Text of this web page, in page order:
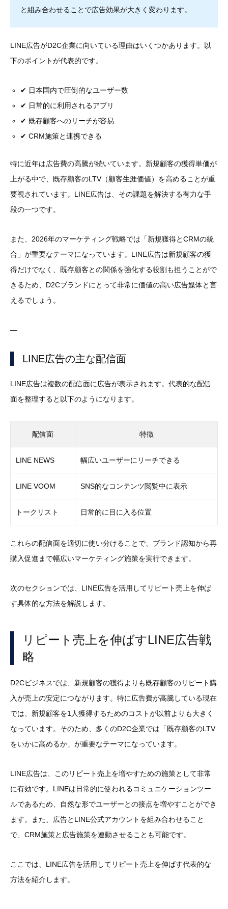
と組み合わせることで広告効果が大きく変わります。
LINE広告がD2C企業に向いている理由はいくつかあります。以
下のポイントが代表的です。
✔ 日本国内で圧倒的なユーザー数
✔ 日常的に利用されるアプリ
✔ 既存顧客へのリーチが容易
✔ CRM施策と連携できる
特に近年は広告費の高騰が続いています。新規顧客の獲得単価が
上がる中で、既存顧客のLTV（顧客生涯価値）を高めることが重
要視されています。LINE広告は、その課題を解決する有力な手
段の一つです。
また、2026年のマーケティング戦略では「新規獲得とCRMの統
合」が重要なテーマになっています。LINE広告は新規顧客の獲
得だけでなく、既存顧客との関係を強化する役割も担うことがで
きるため、D2Cブランドにとって非常に価値の高い広告媒体と言
えるでしょう。
—
LINE広告の主な配信面
LINE広告は複数の配信面に広告が表示されます。代表的な配信
面を整理すると以下のようになります。
配信面 特徴
LINE NEWS 幅広いユーザーにリーチできる
LINE VOOM SNS的なコンテンツ閲覧中に表示
トークリスト 日常的に目に入る位置
これらの配信面を適切に使い分けることで、ブランド認知から再
購入促進まで幅広いマーケティング施策を実行できます。
次のセクションでは、LINE広告を活用してリピート売上を伸ば
す具体的な方法を解説します。
リピート売上を伸ばすLINE広告戦
略
D2Cビジネスでは、新規顧客の獲得よりも既存顧客のリピート購
入が売上の安定につながります。特に広告費が高騰している現在
では、新規顧客を1人獲得するためのコストが以前よりも大きく
なっています。そのため、多くのD2C企業では「既存顧客のLTV
をいかに高めるか」が重要なテーマになっています。
LINE広告は、このリピート売上を増やすための施策として非常
に有効です。LINEは日常的に使われるコミュニケーションツー
ルであるため、自然な形でユーザーとの接点を増やすことができ
ます。また、広告とLINE公式アカウントを組み合わせること
で、CRM施策と広告施策を連動させることも可能です。
ここでは、LINE広告を活用してリピート売上を伸ばす代表的な
方法を紹介します。